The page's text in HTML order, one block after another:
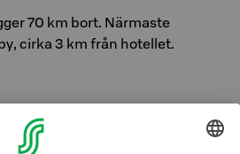
70 km bort. Närmaste
cirka 3 km från hotellet.
Den största bilfärjan på
mellan Koli och Lieksa två